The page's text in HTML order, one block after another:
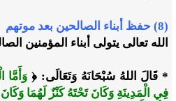
(8) حفظ أبناء الصالحين بعد موتهم
الله تعالى يتولى أبناء المؤمنين
* قَالَ اللهُ سُبْحَانَهُ وَتَعَالَى: ﴿ وَأَمَّا
فِي الْمَدِينَةِ وَكَانَ تَحْتَهُ كَنْزٌ لَهُمَا